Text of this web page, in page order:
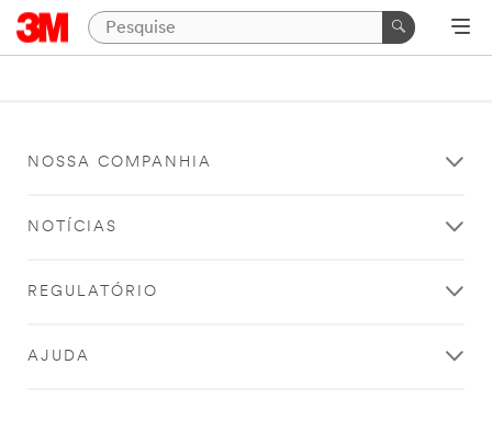
NOSSA COMPANHIA
NOTÍCIAS
REGULATÓRIO
AJUDA